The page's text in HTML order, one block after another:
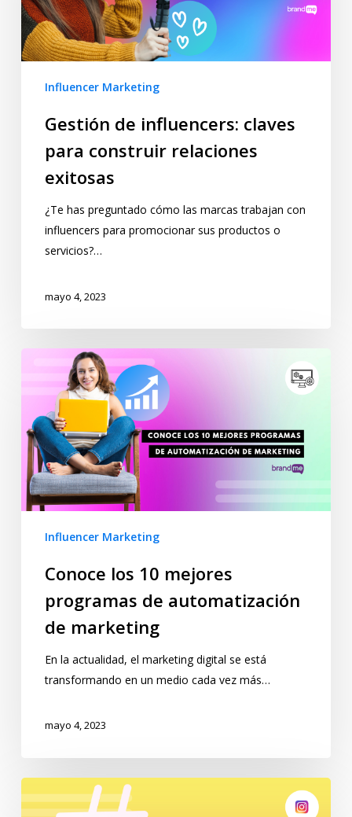
Influencer Marketing
Gestión de influencers: claves
para construir relaciones
exitosas
¿Te has preguntado cómo las marcas trabajan con
influencers para promocionar sus productos o
servicios?…
mayo 4, 2023
Influencer Marketing
Conoce los 10 mejores
programas de automatización
de marketing
En la actualidad, el marketing digital se está
transformando en un medio cada vez más…
mayo 4, 2023